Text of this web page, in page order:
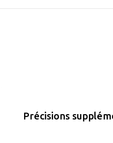
Précisions